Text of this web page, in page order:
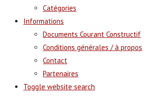
Catégories
Informations
Documents Courant Constructif
Conditions générales / à propos
Contact
Partenaires
Toggle website search